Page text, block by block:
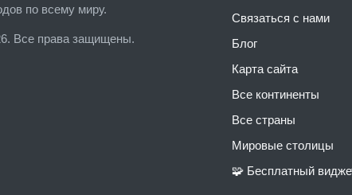
по всему миру.
Все права защищены.
Связаться с нами
Блог
Карта сайта
Все континенты
Все страны
Мировые столицы
🧩 Бесплатный